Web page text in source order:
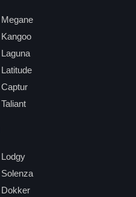
Megane
Kangoo
Laguna
Latitude
Captur
Taliant
Lodgy
Solenza
Dokker